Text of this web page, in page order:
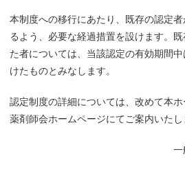
本制度への移行にあたり、既存の認定
るよう、必要な経過措置を設けます。
た者については、当該認定の有効期間
けたものとみなします。
認定制度の詳細については、改めて本
薬剤師会ホームページにてご案内いたし
一